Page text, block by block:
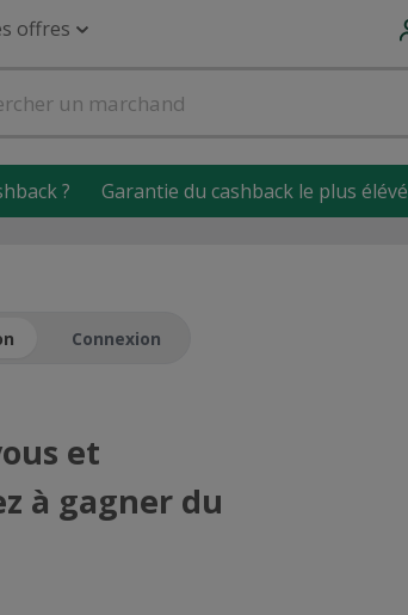
offres
? Garantie du cashback le plus élévé
Connexion
et
à gagner du